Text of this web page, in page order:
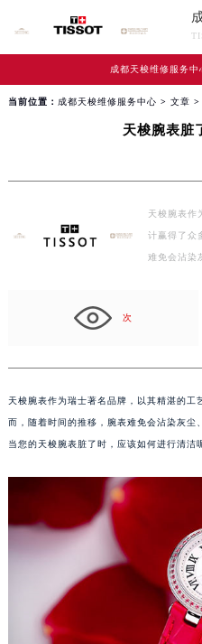
成都天梭维修服务中
当前位置： 成都天梭维修服务中心 > 文章 >
天梭腕表脏
天梭腕表作
计赢得了众
难免会沾染
次
天梭腕表作为瑞士著名品牌，以其精湛的工
而，随着时间的推移，腕表难免会沾染灰尘
当您的天梭腕表脏了时，应该如何进行清洁